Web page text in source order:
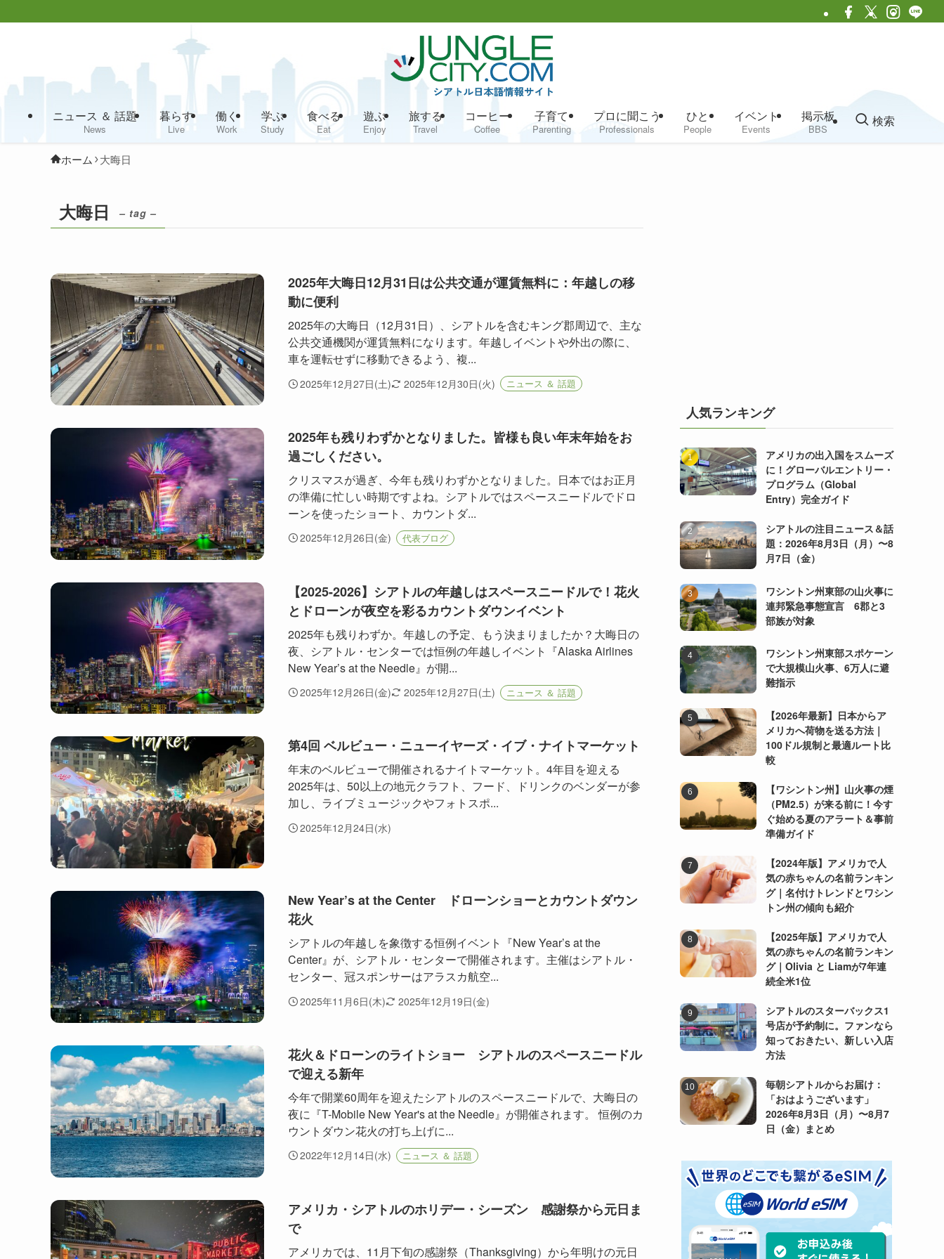
ニュース ＆ 話題
News
暮らす
Live
働く
Work
学ぶ
Study
食べる
Eat
遊ぶ
Enjoy
旅する
Travel
コーヒー
Coffee
子育て
Parenting
プロに聞こう
Professionals
ひと
People
イベント
Events
掲示板
BBS
検索
ホーム 大晦日
大晦日 – tag –
2025年大晦日12月31日は公共交通が運賃無料に：年越しの移
動に便利
2025年の大晦日（12月31日）、シアトルを含むキング郡周辺で、主な
公共交通機関が運賃無料になります。年越しイベントや外出の際に、
車を運転せずに移動できるよう、複...
2025年12月27日(土) 2025年12月30日(火) ニュース ＆ 話題
2025年も残りわずかとなりました。皆様も良い年末年始をお
過ごしください。
クリスマスが過ぎ、今年も残りわずかとなりました。日本ではお正月
の準備に忙しい時期ですよね。シアトルではスペースニードルでドロ
ーンを使ったショート、カウントダ...
2025年12月26日(金) 代表ブログ
【2025-2026】シアトルの年越しはスペースニードルで！花火
とドローンが夜空を彩るカウントダウンイベント
2025年も残りわずか。年越しの予定、もう決まりましたか？大晦日の
夜、シアトル・センターでは恒例の年越しイベント『Alaska Airlines
New Year’s at the Needle』が開...
2025年12月26日(金) 2025年12月27日(土) ニュース ＆ 話題
第4回 ベルビュー・ニューイヤーズ・イブ・ナイトマーケット
年末のベルビューで開催されるナイトマーケット。4年目を迎える
2025年は、50以上の地元クラフト、フード、ドリンクのベンダーが参
加し、ライブミュージックやフォトスポ...
2025年12月24日(水)
New Year’s at the Center ドローンショーとカウントダウン
花火
シアトルの年越しを象徴する恒例イベント『New Year’s at the
Center』が、シアトル・センターで開催されます。主催はシアトル・
センター、冠スポンサーはアラスカ航空...
2025年11月6日(木) 2025年12月19日(金)
花火＆ドローンのライトショー シアトルのスペースニードル
で迎える新年
今年で開業60周年を迎えたシアトルのスペースニードルで、大晦日の
夜に『T-Mobile New Year's at the Needle』が開催されます。 恒例のカ
ウントダウン花火の打ち上げに...
2022年12月14日(水) ニュース ＆ 話題
アメリカ・シアトルのホリデー・シーズン 感謝祭から元日ま
で
アメリカでは、11月下旬の感謝祭（Thanksgiving）から年明けの元日
人気ランキング
アメリカの出入国をスムーズ
に！グローバルエントリー・
プログラム（Global
Entry）完全ガイド
シアトルの注目ニュース＆話
題：2026年8月3日（月）〜8
月7日（金）
ワシントン州東部の山火事に
連邦緊急事態宣言 6郡と3
部族が対象
ワシントン州東部スポケーン
で大規模山火事、6万人に避
難指示
【2026年最新】日本からア
メリカへ荷物を送る方法｜
100ドル規制と最適ルート比
較
【ワシントン州】山火事の煙
（PM2.5）が来る前に！今す
ぐ始める夏のアラート＆事前
準備ガイド
【2024年版】アメリカで人
気の赤ちゃんの名前ランキン
グ｜名付けトレンドとワシン
トン州の傾向も紹介
【2025年版】アメリカで人
気の赤ちゃんの名前ランキン
グ｜Olivia と Liamが7年連
続全米1位
シアトルのスターバックス1
号店が予約制に。ファンなら
知っておきたい、新しい入店
方法
毎朝シアトルからお届け：
「おはようございます」
2026年8月3日（月）〜8月7
日（金）まとめ